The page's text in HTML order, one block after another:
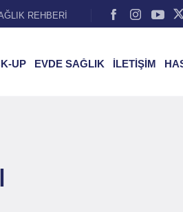
REHBERİ
UP EVDE SAĞLIK İLETİŞİM